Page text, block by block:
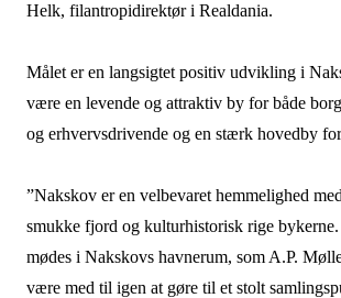
Helk, filantropidirektør i Realdania.
Målet er en langsigtet positiv udvikling i
være en levende og attraktiv by for både
og erhvervsdrivende og en stærk hovedby
”Nakskov er en velbevaret hemmelighed
smukke fjord og kulturhistorisk rige
mødes i Nakskovs havnerum, som A.P.
være med til igen at gøre til et stolt